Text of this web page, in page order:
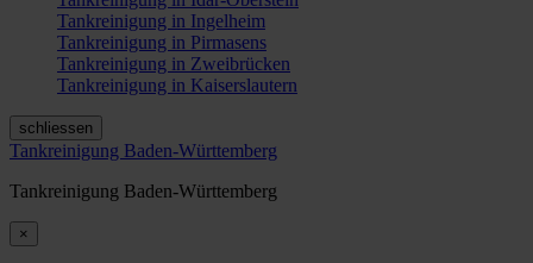
Tankreinigung in Ingelheim
Tankreinigung in Pirmasens
Tankreinigung in Zweibrücken
Tankreinigung in Kaiserslautern
schliessen
Tankreinigung Baden-Württemberg
Tankreinigung Baden-Württemberg
×